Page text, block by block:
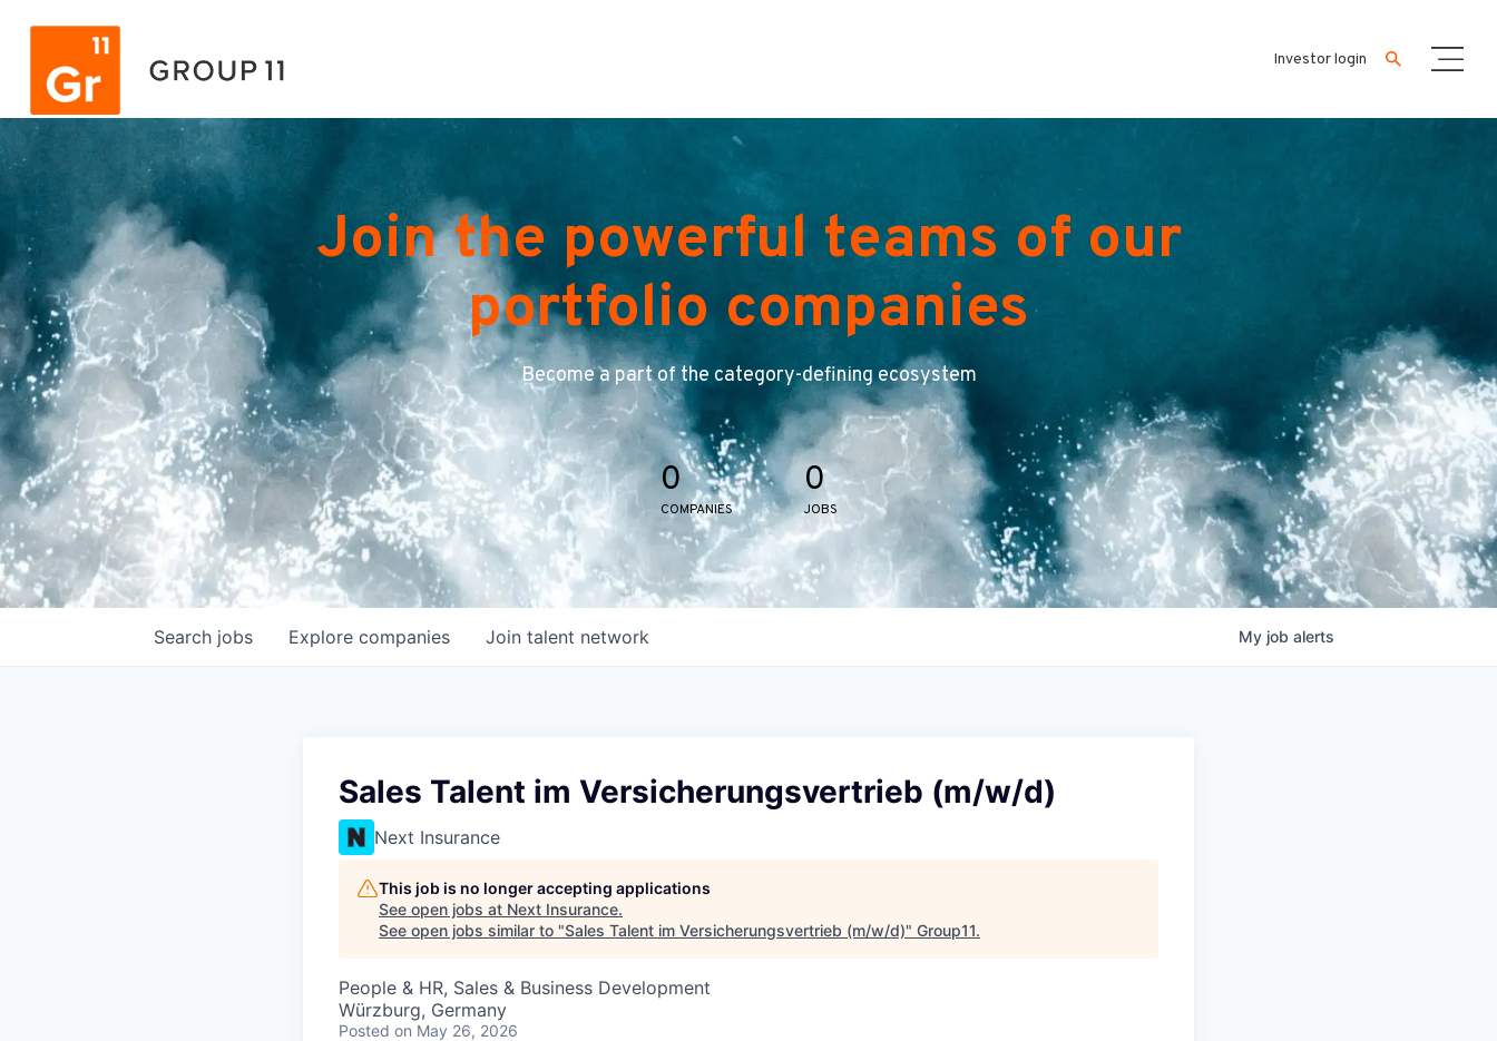
Investor login
Join the powerful teams of our
portfolio companies
Become a part of the category-defining ecosystem
0
COMPANIES
0
JOBS
Search jobs Explore companies Join talent network My job alerts
Sales Talent im Versicherungsvertrieb (m/w/d)
Next Insurance
This job is no longer accepting applications
See open jobs at Next Insurance.
See open jobs similar to "Sales Talent im Versicherungsvertrieb (m/w/d)" Group11.
People & HR, Sales & Business Development
Würzburg, Germany
Posted on May 26, 2026